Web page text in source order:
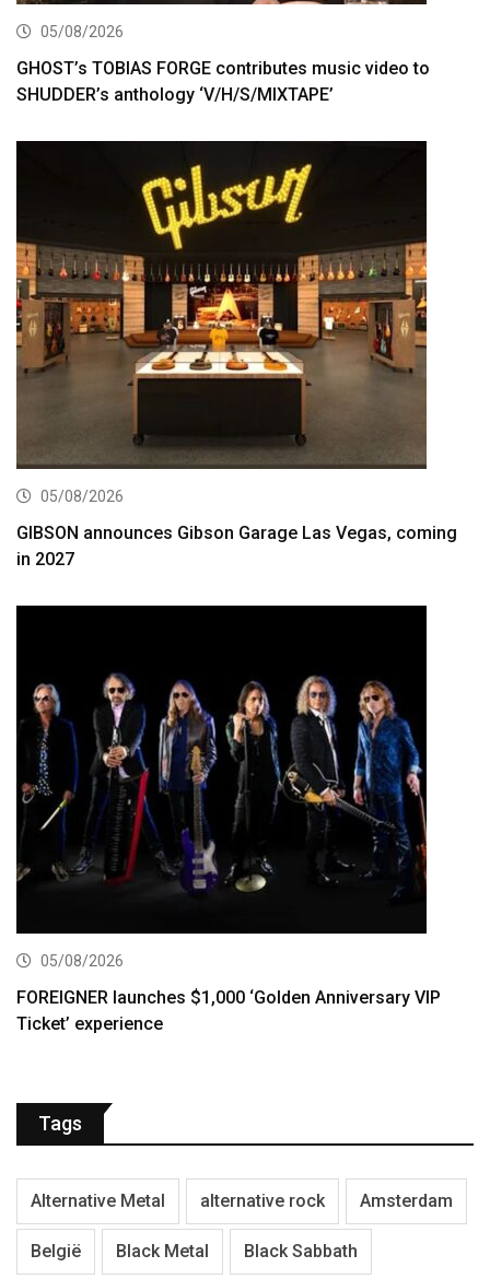
05/08/2026
GHOST’s TOBIAS FORGE contributes music video to
SHUDDER’s anthology ‘V/H/S/MIXTAPE’
05/08/2026
GIBSON announces Gibson Garage Las Vegas, coming
in 2027
05/08/2026
FOREIGNER launches $1,000 ‘Golden Anniversary VIP
Ticket’ experience
Tags
Alternative Metal alternative rock Amsterdam
België Black Metal Black Sabbath